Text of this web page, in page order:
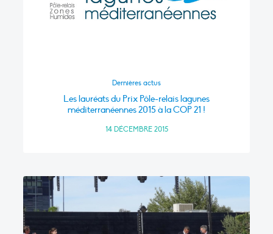
Dernières actus
Les lauréats du Prix Pôle-relais lagunes
méditerranéennes 2015 à la COP 21 !
14 DÉCEMBRE 2015